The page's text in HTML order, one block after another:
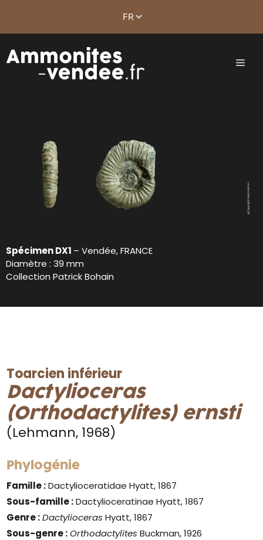
Spécimen DX1 – Vendée, FRANCE
Diamètre : 39 mm
Collection Patrick Bohain
Toarcien inférieur
Dactylioceras
(Orthodactylites) ernsti
(Lehmann, 1968)
Phylogénie
Famille :Dactylioceratidae Hyatt, 1867
Sous-famille :Dactylioceratinae Hyatt, 1867
Genre : Dactylioceras Hyatt, 1867
Sous-genre : Orthodactylites Buckman, 1926